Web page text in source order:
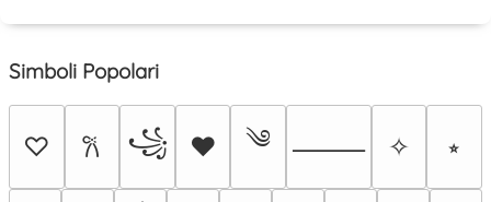
Simboli Popolari
♡ 𐙚 ꧁ ♥ ༄ ⸻ ✧ ⭒